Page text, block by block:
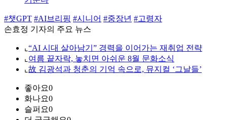
#챗GPT #AI브리핑 #시니어 #중장년 #고령자
손효정 기자의 주요 뉴스
⌞ “AI 시대 살아남기” 경력을 이어가는 재취업 전략
⌞ 여름 끝자락, 놓치면 아쉬운 8월 문화소식
⌞ 故 김광석과 청춘의 기억 속으로, 뮤지컬 ‘그날들’
좋아요0
화나요0
슬퍼요0